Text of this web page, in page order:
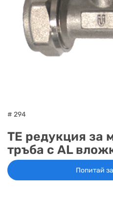
КАМИНИ
НА
# 294
ТЕ редукция за
тръба с АL
Попитай